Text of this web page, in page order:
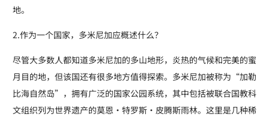
地。
2.作为一个国家，多米尼加应概述什么？
尽管大多数人都知道多米尼加的多山地形，炎热的气候和完美的蜜
月目的地，但该国还有很多地方值得探索。多米尼加被称为“加勒
比海自然岛”，拥有广泛的国家公园系统，其中包括被联合国教科
文组织列为世界遗产的莫恩·特罗斯·皮腾斯雨林。这里是几种稀